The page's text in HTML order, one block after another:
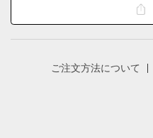
ご注文方法について